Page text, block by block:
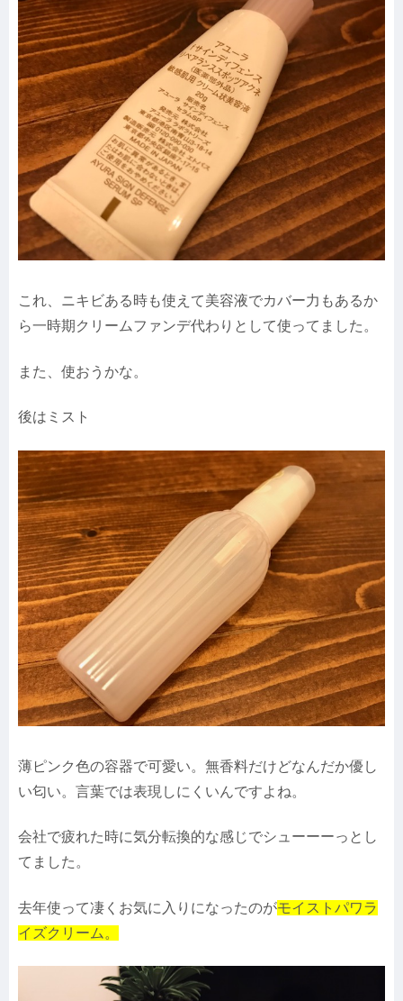
これ、ニキビある時も使えて美容液でカバー力もあるか
ら一時期クリームファンデ代わりとして使ってました。
また、使おうかな。
後はミスト
薄ピンク色の容器で可愛い。無香料だけどなんだか優し
い匂い。言葉では表現しにくいんですよね。
会社で疲れた時に気分転換的な感じでシューーーっとし
てました。
去年使って凄くお気に入りになったのがモイストパワラ
イズクリーム。